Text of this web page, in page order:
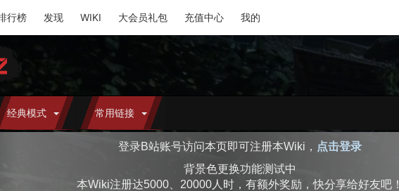
行榜 发现 WIKI 大会员礼包 充值中心 我的
经典模式 常用链接
登录B站账号访问本页即可注册本Wiki， 点击登录
背景色更换功能测试中
本Wiki注册达5000、20000人时，有额外奖励，快分享给好友吧！